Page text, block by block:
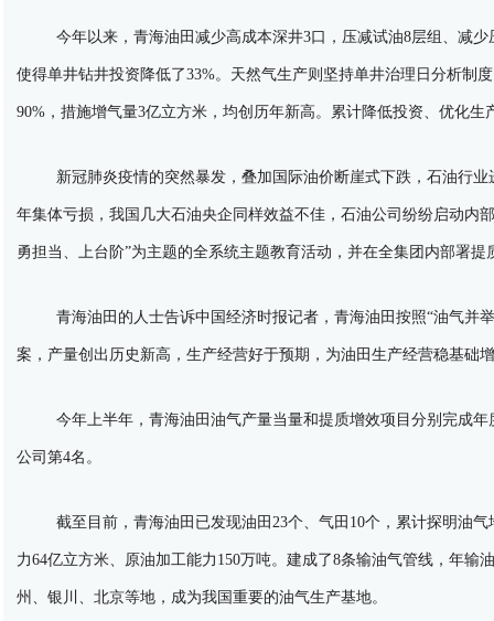
今年以来，青海油田减少高成本深井3口，压减试油8层组、减
使得单井钻井投资降低了33%。天然气生产则坚持单井治理日分析制
90%，措施增气量3亿立方米，均创历年新高。累计降低投资、优化生
新冠肺炎疫情的突然暴发，叠加国际油价断崖式下跌，石油行
年集体亏损，我国几大石油央企同样效益不佳，石油公司纷纷启动内
勇担当、上台阶”为主题的全系统主题教育活动，并在全集团内部署
青海油田的人士告诉中国经济时报记者，青海油田按照“油气并
案，产量创出历史新高，生产经营好于预期，为油田生产经营稳基础
今年上半年，青海油田油气产量当量和提质增效项目分别完成
公司第4名。
截至目前，青海油田已发现油田23个、气田10个，累计探明油
力64亿立方米、原油加工能力150万吨。建成了8条输油气管线，年输
州、银川、北京等地，成为我国重要的油气生产基地。